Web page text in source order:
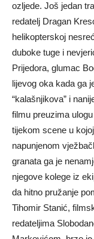
ozljede. Još jedan
redatelj Dragan
helikopterskoj
duboke tuge i
Prijedora, glumac
lijevog oka kada ga
“kalašnjikova” i
filmu preuzima
tijekom scene u
napunjenom
granata ga je
njegove kolege iz
da hitno pružanje
Tihomir Stanić,
redateljima